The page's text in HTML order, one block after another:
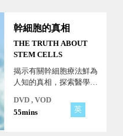
幹細胞的真相
THE TRUTH ABOUT
STEM CELLS
揭示有關幹細胞療法鮮為
人知的真相，探索醫學的
CGI、醫學專家的見解，
見證健康領域的方式轉
DVD , VOD
55mins
英